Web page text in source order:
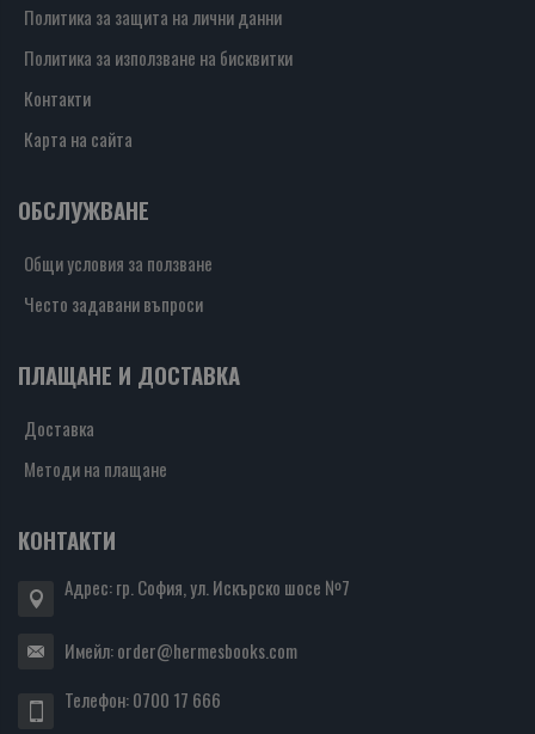
Политика за защита на лични данни
Политика за използване на бисквитки
Контакти
Карта на сайта
ОБСЛУЖВАНЕ
Общи условия за ползване
Често задавани въпроси
ПЛАЩАНЕ И ДОСТАВКА
Доставка
Методи на плащане
КОНТАКТИ
Адрес: гр. София, ул. Искърско шосе №7
Имейл:order@hermesbooks.com
Телефон:0700 17 666